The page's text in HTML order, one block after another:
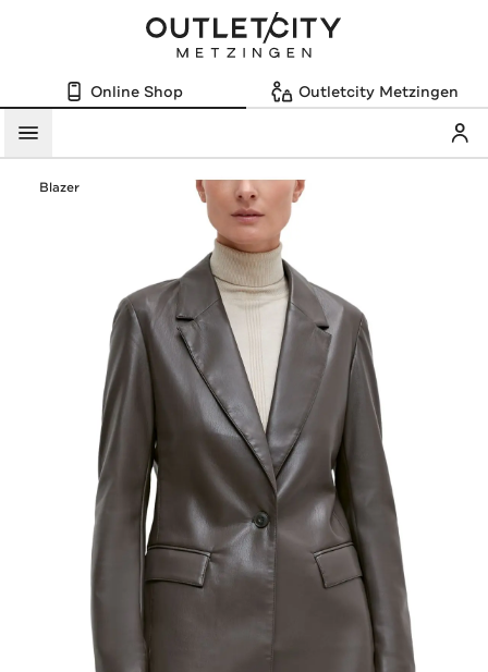
Online Shop Outletcity Metzingen
Menü
Blazer